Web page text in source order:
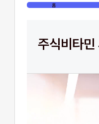
홈
주식비타민